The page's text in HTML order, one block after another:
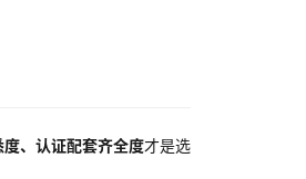
、认证配套齐全度才是选